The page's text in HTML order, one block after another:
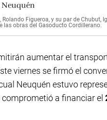
Rolando Figueroa, y su par de
las obras del Gasoducto Cordillerano.
aumentar el
viernes se firmó el
Neuquén estuvo
comprometió a financiar el